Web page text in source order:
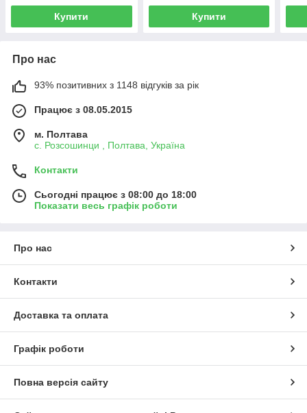
Купити Купити
Про нас
93% позитивних з 1148 відгуків за рік
Працює з 08.05.2015
м. Полтава
с. Розсошинци , Полтава, Україна
Контакти
Сьогодні працює з 08:00 до 18:00
Показати весь графік роботи
Про нас
Контакти
Доставка та оплата
Графік роботи
Повна версія сайту